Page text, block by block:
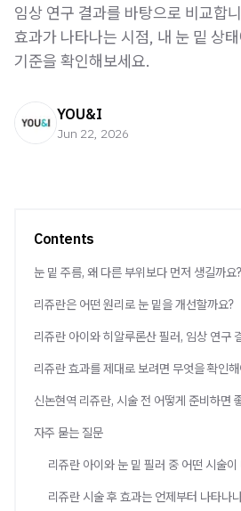
임상 연구 결과를 바탕으로 비교합
효과가 나타나는 시점, 내 눈 밑 상
기준을 확인해보세요.
YOU&I
Jun 22, 2026
Contents
눈 밑 주름, 왜 다른 부위보다 먼저 생길까요?
리쥬란은 어떤 원리로 눈 밑을 개선할까요?
리쥬란 아이와 히알루론산 필러, 임상 연구
리쥬란 효과를 제대로 보려면 무엇을 확인
신논현역 리쥬란, 시술 전 어떻게 준비하면
자주 묻는 질문
리쥬란 아이와 눈 밑 필러 중 어떤 시술
리쥬란 시술 후 효과는 언제부터 나타나